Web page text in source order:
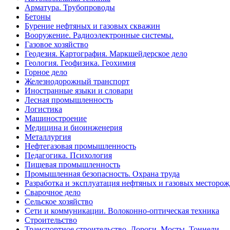
Арматура. Трубопроводы
Бетоны
Бурение нефтяных и газовых скважин
Вооружение. Радиоэлектронные системы.
Газовое хозяйство
Геодезия. Картография. Маркшейдерское дело
Геология. Геофизика. Геохимия
Горное дело
Железнодорожный транспорт
Иностранные языки и словари
Лесная промышленность
Логистика
Машиностроение
Медицина и биоинженерия
Металлургия
Нефтегазовая промышленность
Педагогика. Психология
Пищевая промышленность
Промышленная безопасность. Охрана труда
Разработка и эксплуатация нефтяных и газовых
Сварочное дело
Сельское хозяйство
Сети и коммуникации. Волоконно-оптическая техника
Строительство